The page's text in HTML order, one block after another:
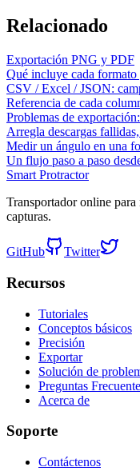
Relacionado
Exportación PNG y PDF
Qué incluye cada
CSV / Excel / JSON:
Referencia de cada
Problemas de
Arregla descargas
Medir un ángulo en una
Un flujo paso a paso
Smart Protractor
Transportador online
capturas.
GitHub Twitter
Recursos
Tutoriales
Conceptos básicos
Precisión
Exportar
Solución de
Preguntas
Acerca de
Soporte
Contáctenos